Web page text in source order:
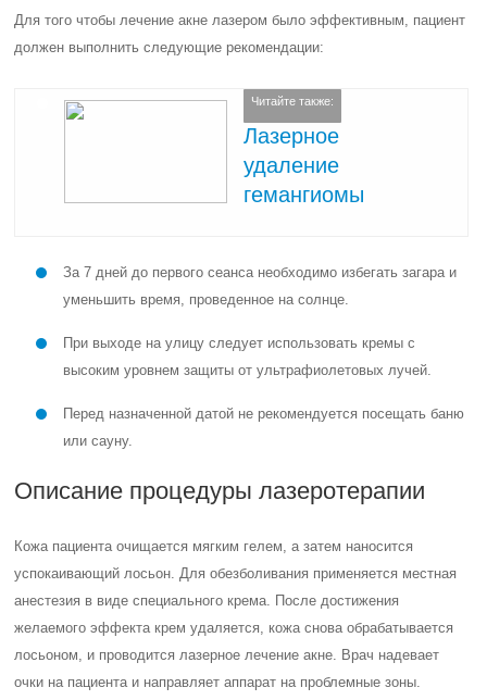
Для того чтобы лечение акне лазером было эффективным, пациент
должен выполнить следующие рекомендации:
Читайте также:
Лазерное
удаление
гемангиомы
За 7 дней до первого сеанса необходимо избегать загара и
уменьшить время, проведенное на солнце.
При выходе на улицу следует использовать кремы с
высоким уровнем защиты от ультрафиолетовых лучей.
Перед назначенной датой не рекомендуется посещать баню
или сауну.
Описание процедуры лазеротерапии
Кожа пациента очищается мягким гелем, а затем наносится
успокаивающий лосьон. Для обезболивания применяется местная
анестезия в виде специального крема. После достижения
желаемого эффекта крем удаляется, кожа снова обрабатывается
лосьоном, и проводится лазерное лечение акне. Врач надевает
очки на пациента и направляет аппарат на проблемные зоны.